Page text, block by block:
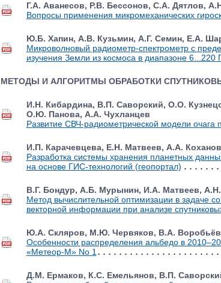
Г.А. Аванесов, Р.В. Бессонов, С.А. Дятлов,
Вопросы применения микромеханических
Ю.Б. Хапин, А.В. Кузьмин, А.Г. Семин, Е.А.
Микроволновый радиометр-спектрометр с
изучения Земли из космоса в диапазоне 6...220
МЕТОДЫ И АЛГОРИТМЫ ОБРАБОТКИ
И.Н. Кибардина, В.П. Саворский, О.О.
О.Ю. Панова, А.А. Чухланцев
Развитие СВЧ-радиометрической модели очага
И.П. Карачевцева, Е.Н. Матвеев, А.А.
Разработка системы хранения планетных
на основе ГИС-технологий (геопортал)
В.Г. Бондур, А.Б. Мурынин, И.А. Матвеев,
Метод вычислительной оптимизации в задаче
векторной информации при анализе
Ю.А. Скляров, М.Ю. Червяков, В.А.
Особенности распределения альбедо в
«Метеор-М» No 1
Д.М. Ермаков, К.С. Емельянов, В.П.